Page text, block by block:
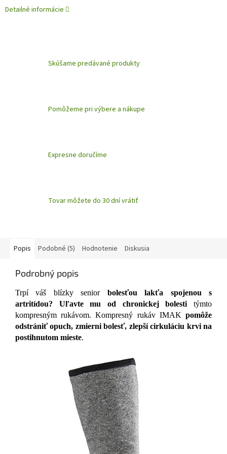
Detailné informácie
Skúšame predávané produkty
Pomôžeme pri výbere a nákupe
Expresne doručíme
Tovar môžete do 30 dní vrátiť
Popis Podobné (5) Hodnotenie Diskusia
Podrobný popis
Trpí váš blízky senior bolesťou lakťa spojenou s
artritídou?
Uľavte mu od chronickej bolestitýmto
kompresným rukávom. Kompresný rukáv IMAK pomôže
odstrániť opuch, zmierni bolesť, zlepší cirkuláciu krvi na
postihnutom mieste.